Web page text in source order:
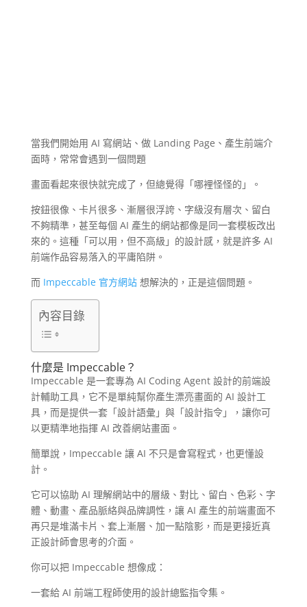
當我們開始用 AI 寫網站、做 Landing Page、產生前端介
面時，常常會遇到一個問題
畫面看起來很快就完成了，但總覺得「哪裡怪怪的」。
按鈕很像、卡片很多、漸層很浮誇、字級沒有層次、留白
不夠精準，甚至每個 AI 產生的網站都像是同一套模板改出
來的。這種「可以用，但不高級」的設計感，就是許多 AI
前端作品容易落入的平庸陷阱。
而 Impeccable 官方網站想解決的，正是這個問題。
內容目錄
什麼是 Impeccable？
Impeccable 是一套專為 AI Coding Agent 設計的前端設
計輔助工具，它不是單純幫你產生漂亮畫面的 AI 設計工
具，而是提供一套「設計語彙」與「設計指令」，讓你可
以更精準地指揮 AI 改善網站畫面。
簡單說，Impeccable 讓 AI 不只是會寫程式，也更懂設
計。
它可以協助 AI 理解網站中的層級、對比、留白、色彩、字
體、動畫、產品脈絡與品牌調性，讓 AI 產生的前端畫面不
再只是堆滿卡片、套上漸層、加一點陰影，而是更接近真
正設計師會思考的介面。
你可以把 Impeccable 想像成：
一套給 AI 前端工程師使用的設計總監指令集。